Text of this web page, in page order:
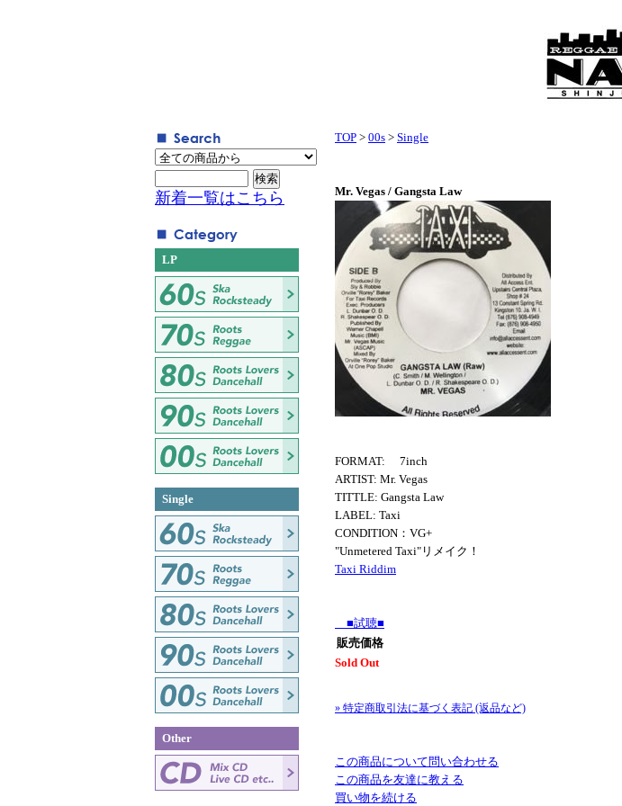
TOP > 00s > Single
Mr. Vegas / Gangsta Law
FORMAT: 7inch
ARTIST: Mr. Vegas
TITTLE: Gangsta Law
LABEL: Taxi
CONDITION：VG+
"Unmetered Taxi"リメイク！
Taxi Riddim
■試聴■
販売価格
Sold Out
» 特定商取引法に基づく表記 (返品など)
この商品について問い合わせる
この商品を友達に教える
買い物を続ける
新着一覧はこちら
LP
Single
Other